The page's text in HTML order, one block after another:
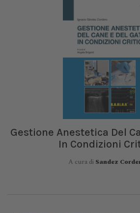
Gestione Anestetica Del
In Condizioni
A cura di Sandez